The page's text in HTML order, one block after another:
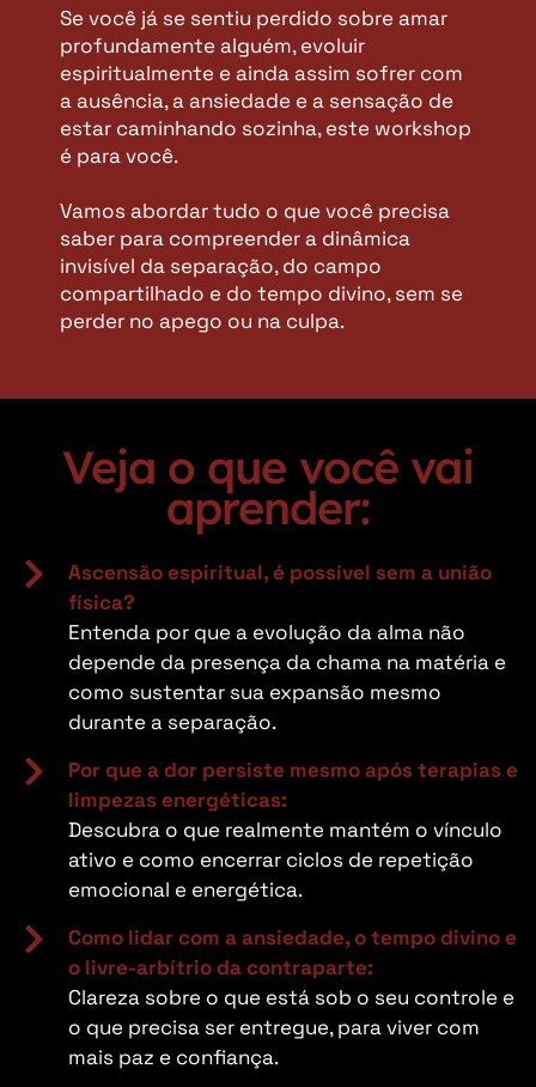
Se você já se sentiu perdido sobre amar
profundamente alguém, evoluir
espiritualmente e ainda assim sofrer com
a ausência, a ansiedade e a sensação de
estar caminhando sozinha, este workshop
é para você.
Vamos abordar tudo o que você precisa
saber para compreender a dinâmica
invisível da separação, do campo
compartilhado e do tempo divino, sem se
perder no apego ou na culpa.
Veja o que você vai
aprender:
Ascensão espiritual, é possível sem a união
física?
Entenda por que a evolução da alma não
depende da presença da chama na matéria e
como sustentar sua expansão mesmo
durante a separação.
Por que a dor persiste mesmo após terapias e
limpezas energéticas:
Descubra o que realmente mantém o vínculo
ativo e como encerrar ciclos de repetição
emocional e energética.
Como lidar com a ansiedade, o tempo divino e
o livre-arbítrio da contraparte:
Clareza sobre o que está sob o seu controle e
o que precisa ser entregue, para viver com
mais paz e confiança.